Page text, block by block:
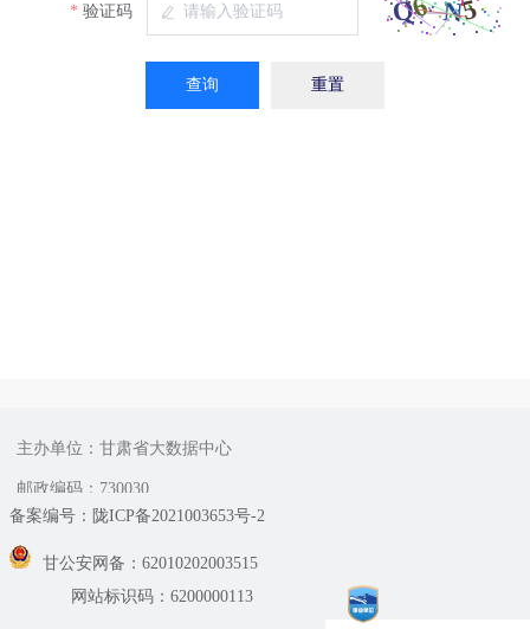
验证码
查询 重置
主办单位：甘肃省大数据中心
邮政编码：730030
备案编号：陇ICP备2021003653号-2
甘公安网备：62010202003515
网站标识码：6200000113